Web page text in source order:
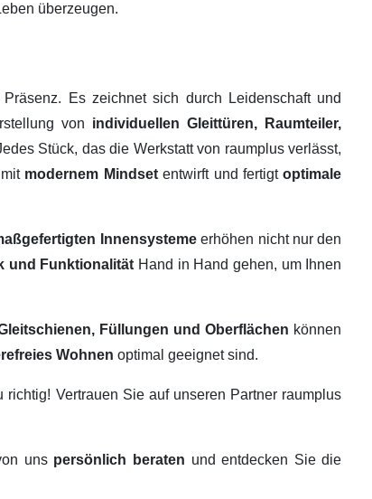
überzeugen.
Es zeichnet sich durch Leidenschaft und
von individuellen Gleittüren, Raumteiler,
Stück, das die Werkstatt von raumplus verlässt,
modernem Mindsetentwirft und fertigtoptimale
Innensystemeerhöhen nicht nur den
und Funktionalität Hand in Hand gehen, um Ihnen
Füllungen und Oberflächen können
Wohnen optimal geeignet sind.
Vertrauen Sie auf unseren Partner raumplus
uns persönlich beraten und entdecken Sie die